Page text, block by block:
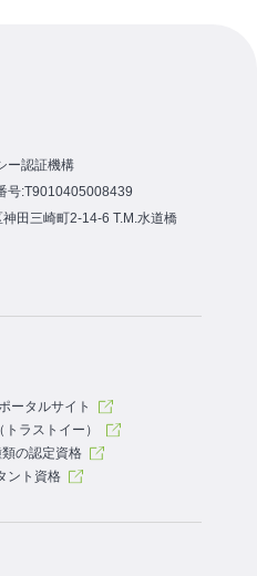
ー認証機構
号:T9010405008439
田三崎町2-14-6 T.M.水道橋
ータルサイト
ラストイー）
の認定資格
ント資格